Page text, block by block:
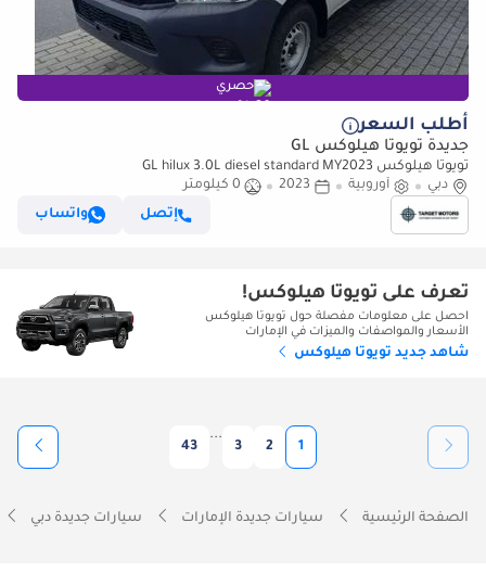
حصري
أطلب السعر
جديدة تويوتا هيلوكس GL
تويوتا هيلوكس GL hilux 3.0L diesel standard MY2023
دبي
أوروبية 2023
0 كيلومتر
إتصل
واتساب
تعرف على تويوتا هيلوكس!
احصل على معلومات مفصلة حول تويوتا هيلوكس
الأسعار والمواصفات والميزات في الإمارات
شاهد جديد تويوتا هيلوكس
1
2
3
...
43
الصفحة الرئيسية سيارات جديدة الإمارات سيارات جديدة دبي